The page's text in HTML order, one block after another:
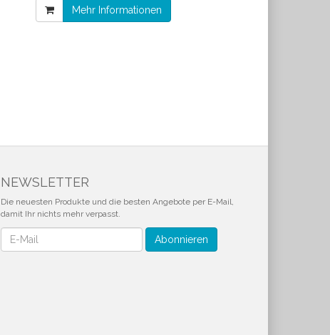
Mehr Informationen
NEWSLETTER
Die neuesten Produkte und die besten Angebote per E-Mail,
damit Ihr nichts mehr verpasst.
Newsletter Abonnieren